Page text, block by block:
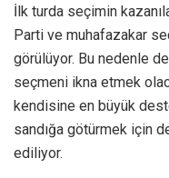
İlk turda seçimin
Parti ve muhafazakar
görülüyor. Bu nedenle
seçmeni ikna etmek
kendisine en büyük
sandığa götürmek için
ediliyor.